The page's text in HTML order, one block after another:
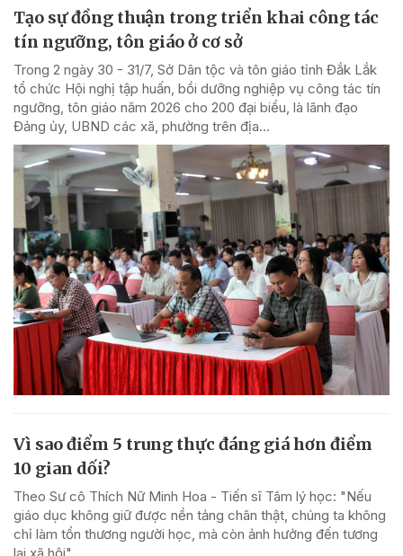
Tạo sự đồng thuận trong triển khai công tác
tín ngưỡng, tôn giáo ở cơ sở
Trong 2 ngày 30 - 31/7, Sở Dân tộc và tôn giáo tỉnh Đắk Lắk
tổ chức Hội nghị tập huấn, bồi dưỡng nghiệp vụ công tác tín
ngưỡng, tôn giáo năm 2026 cho 200 đại biểu, là lãnh đạo
Đảng ủy, UBND các xã, phường trên địa...
Vì sao điểm 5 trung thực đáng giá hơn điểm
10 gian dối?
Theo Sư cô Thích Nữ Minh Hoa - Tiến sĩ Tâm lý học: "Nếu
giáo dục không giữ được nền tảng chân thật, chúng ta không
chỉ làm tổn thương người học, mà còn ảnh hưởng đến tương